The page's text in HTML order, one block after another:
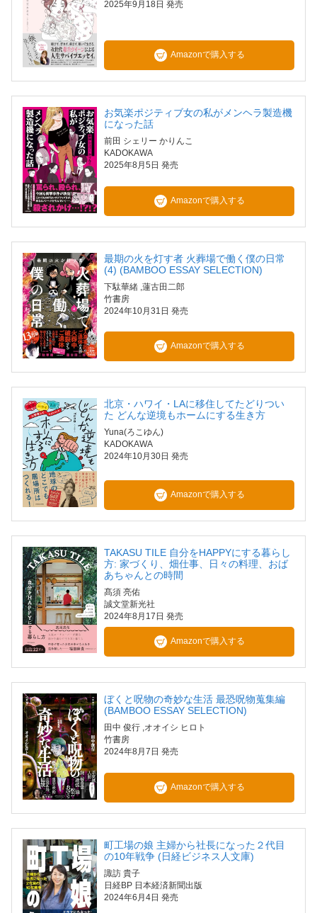
2025年9月18日 発売
Amazonで購入する
お気楽ポジティブ女の私がメンヘラ製造機
になった話
前田 シェリー かりんこ
KADOKAWA
2025年8月5日 発売
Amazonで購入する
最期の火を灯す者 火葬場で働く僕の日常
(4) (BAMBOO ESSAY SELECTION)
下駄華緒 ,蓮古田二郎
竹書房
2024年10月31日 発売
Amazonで購入する
北京・ハワイ・LAに移住してたどりつい
た どんな逆境もホームにする生き方
Yuna(ろこゆん)
KADOKAWA
2024年10月30日 発売
Amazonで購入する
TAKASU TILE 自分をHAPPYにする暮らし
方: 家づくり、畑仕事、日々の料理、おば
あちゃんとの時間
髙須 亮佑
誠文堂新光社
2024年8月17日 発売
Amazonで購入する
ぼくと呪物の奇妙な生活 最恐呪物蒐集編
(BAMBOO ESSAY SELECTION)
田中 俊行 ,オオイシ ヒロト
竹書房
2024年8月7日 発売
Amazonで購入する
町工場の娘 主婦から社長になった２代目
の10年戦争 (日経ビジネス人文庫)
諏訪 貴子
日経BP 日本経済新聞出版
2024年6月4日 発売